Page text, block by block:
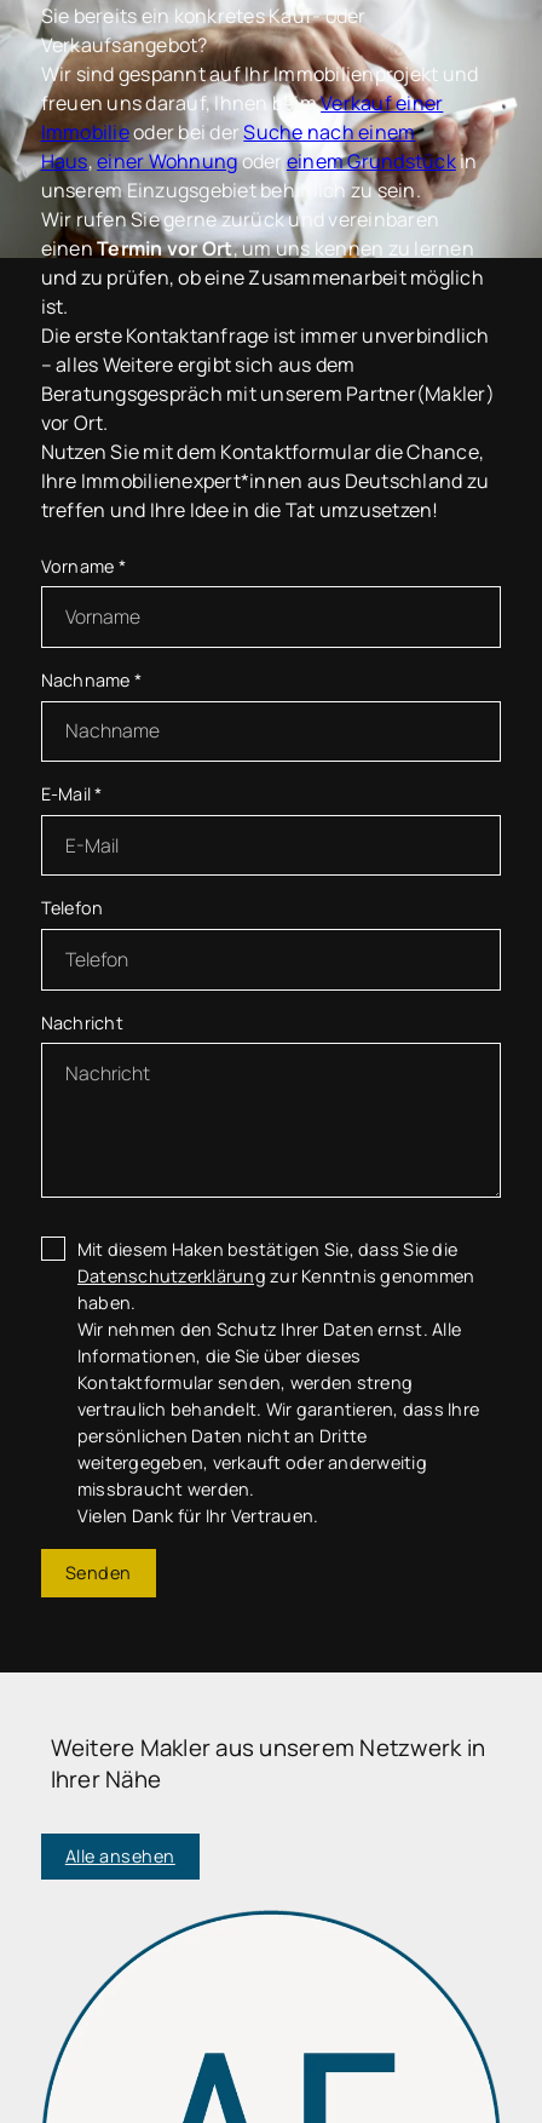
Sie bereits ein konkretes Kauf- oder
Verkaufsangebot?
Wir sind gespannt auf Ihr Immobilienprojekt und
freuen uns darauf, Ihnen beimVerkauf einer
Immobilieoder bei derSuche nach einem
Haus,einer Wohnungodereinem Grundstückin
unserem Einzugsgebiet behilflich zu sein.
Wir rufen Sie gerne zurück und vereinbaren
einenTermin vor Ort, um uns kennen zu lernen
und zu prüfen, ob eine Zusammenarbeit möglich
ist.
Die erste Kontaktanfrage ist immer unverbindlich
– alles Weitere ergibt sich aus dem
Beratungsgespräch mit unserem Partner(Makler)
vor Ort.
Nutzen Sie mit dem Kontaktformular die Chance,
Ihre Immobilienexpert*innen aus Deutschland zu
treffen und Ihre Idee in die Tat umzusetzen!
Vorname *
Nachname *
E-Mail*
Telefon
Nachricht
Mit diesem Haken bestätigen Sie, dass Sie die
Datenschutzerklärung zur Kenntnis genommen
haben.
Wir nehmen den Schutz Ihrer Daten ernst. Alle
Informationen, die Sie über dieses
Kontaktformular senden, werden streng
vertraulich behandelt. Wir garantieren, dass Ihre
persönlichen Daten nicht an Dritte
weitergegeben, verkauft oder anderweitig
missbraucht werden.
Vielen Dank für Ihr Vertrauen.
Senden
Weitere Makler aus unserem Netzwerk in
Ihrer Nähe
Alle ansehen